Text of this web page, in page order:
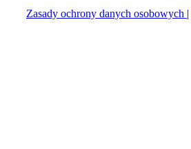
Zasady ochrony danych osobowych |